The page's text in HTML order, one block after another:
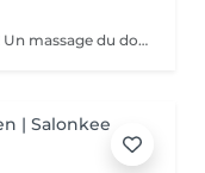
Des patouilles pour les petites fripouilles! Un massage du dos , des bras, des mains . Une sensation de calme et d'apaisement , un temps pour soi pour déconnecter des tablettes et reconnecter avec son corps et son esprit.